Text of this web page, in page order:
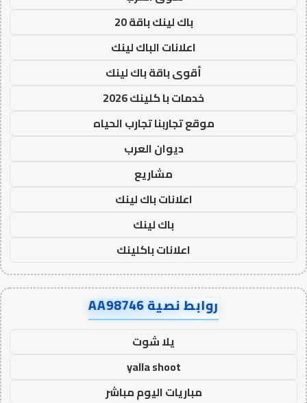
باك لينك باقة 20
اعلانات الباك لينك
أقوى باقة باك لينك
خدمات با كلينك 2026
موقع تجاربنا تجارب الحياه
ديوان العرب
مشاريع
اعلانات باك لينك
باك لينك
اعلانات باكلينك
روابط نصية AA98746
يلا شوت
yalla shoot
مباريات اليوم مباشر